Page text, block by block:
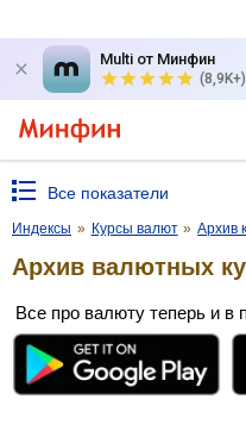
Multi от Минфин
(8,9K+)
Все показатели
Индексы » Курсы валют » Архив
Архив валютных
Все про валюту теперь и